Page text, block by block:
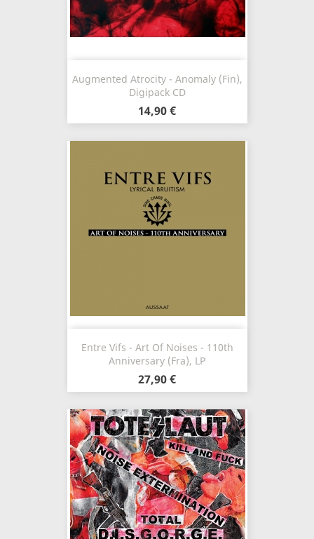
Augmented Atrocity - Anomaly (Fin),
Digipack CD
14,90 €
Entre Vifs - Art Of Noises - 110th
Anniversary (Fra), LP
27,90 €